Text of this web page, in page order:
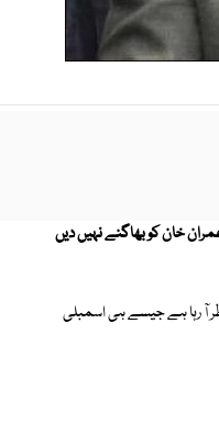
خان کو بھاگنے نہیں دیں
آ رہا ہے جیسے ہی اسمبلی